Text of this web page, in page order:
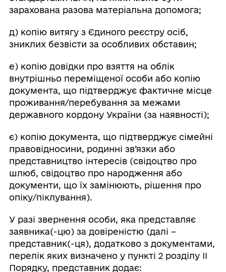
зарахована разова матеріальна допомога;
д) копію витягу з Єдиного реєстру осіб,
зниклих безвісти за особливих обставин;
е) копію довідки про взяття на облік
внутрішньо переміщеної особи або копію
документа, що підтверджує фактичне місце
проживання/перебування за межами
державного кордону України (за наявності);
є) копію документа, що підтверджує сімейні
правовідносини, родинні зв’язки або
представництво інтересів (свідоцтво про
шлюб, свідоцтво про народження або
документи, що їх замінюють, рішення про
опіку/піклування).
У разі звернення особи, яка представляє
заявника(-цю) за довіреністю (далі –
представник(-ця), додатково з документами,
перелік яких визначено у пункті 2 розділу ІІ
Порядку, представник додає: